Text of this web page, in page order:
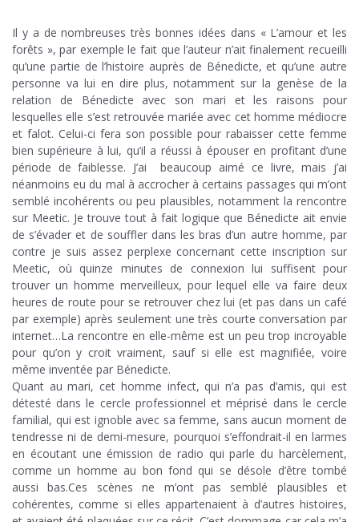
Il y a de nombreuses très bonnes idées dans « L’amour et les
forêts », par exemple le fait que l’auteur n’ait finalement recueilli
qu’une partie de l’histoire auprès de Bénedicte, et qu’une autre
personne va lui en dire plus, notamment sur la genèse de la
relation de Bénedicte avec son mari et les raisons pour
lesquelles elle s’est retrouvée mariée avec cet homme médiocre
et falot. Celui-ci fera son possible pour rabaisser cette femme
bien supérieure à lui, qu’il a réussi à épouser en profitant d’une
période de faiblesse. J’ai beaucoup aimé ce livre, mais j’ai
néanmoins eu du mal à accrocher à certains passages qui m’ont
semblé incohérents ou peu plausibles, notamment la rencontre
sur Meetic. Je trouve tout à fait logique que Bénedicte ait envie
de s’évader et de souffler dans les bras d’un autre homme, par
contre je suis assez perplexe concernant cette inscription sur
Meetic, où quinze minutes de connexion lui suffisent pour
trouver un homme merveilleux, pour lequel elle va faire deux
heures de route pour se retrouver chez lui (et pas dans un café
par exemple) après seulement une très courte conversation par
internet…La rencontre en elle-même est un peu trop incroyable
pour qu’on y croit vraiment, sauf si elle est magnifiée, voire
même inventée par Bénedicte.
Quant au mari, cet homme infect, qui n’a pas d’amis, qui est
détesté dans le cercle professionnel et méprisé dans le cercle
familial, qui est ignoble avec sa femme, sans aucun moment de
tendresse ni de demi-mesure, pourquoi s’effondrait-il en larmes
en écoutant une émission de radio qui parle du harcèlement,
comme un homme au bon fond qui se désole d’être tombé
aussi bas.Ces scènes ne m’ont pas semblé plausibles et
cohérentes, comme si elles appartenaient à d’autres histoires,